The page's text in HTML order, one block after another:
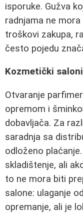
isporuke. Gužva
radnjama ne
troškovi zakupa,
često pojedu
Kozmetički
Otvaranje
opremom i
dobavljača. Za
saradnja sa
odloženo
skladištenje, ali
to ne mora biti
salone: ulaganje
opremanje, ali je